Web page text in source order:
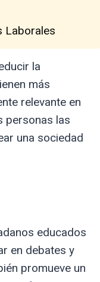
Laborales
la
más
relevante en
personas las
una sociedad
educados
en debates y
promueve un